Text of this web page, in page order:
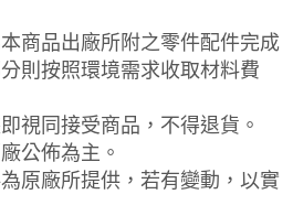
商品出廠所附之零件配件完成
則按照環境需求收取材料費
視同接受商品，不得退貨。
公佈為主。
原廠所提供，若有變動，以實